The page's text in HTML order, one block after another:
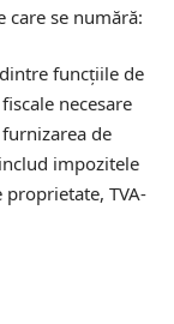
se numără:
funcțiile de
necesare
de
impozitele
TVA-